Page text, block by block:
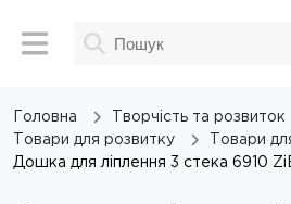
Головна
Творчість та розвиток
Товари для розвитку
Товари
Дошка для ліплення 3 стека 6910